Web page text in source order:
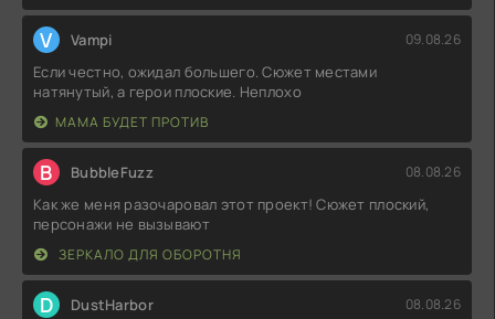
V Vampi 09.08.26
Если честно, ожидал большего. Сюжет местами
натянутый, а герои плоские. Неплохо
МАМА БУДЕТ ПРОТИВ
B BubbleFuzz 08.08.26
Как же меня разочаровал этот проект! Сюжет плоский,
персонажи не вызывают
ЗЕРКАЛО ДЛЯ ОБОРОТНЯ
D DustHarbor 08.08.26